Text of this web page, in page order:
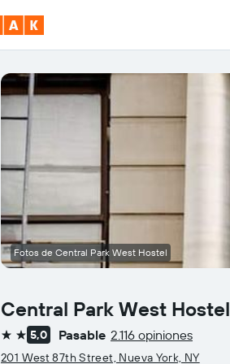
Central Park West Hostel
2 estrellas
5,0 Pasable 2.116 opiniones
201 West 87th Street, Nueva York, NY
Fotos de Central Park West Hostel